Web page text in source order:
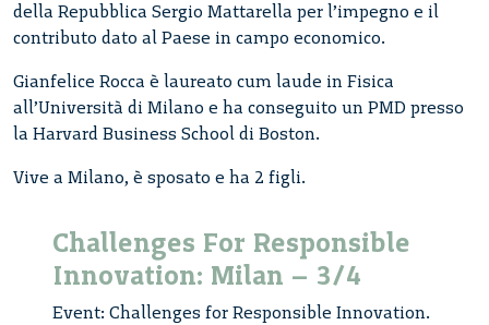
della Repubblica Sergio Mattarella per l’impegno e il
contributo dato al Paese in campo economico.
Gianfelice Rocca è laureato cum laude in Fisica
all’Università di Milano e ha conseguito un PMD presso
la Harvard Business School di Boston.
Vive a Milano, è sposato e ha 2 figli.
Challenges For Responsible
Innovation: Milan – 3/4
Event: Challenges for Responsible Innovation.